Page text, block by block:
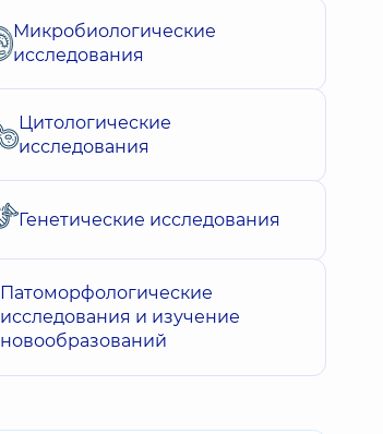
Микробиологические
исследования
Цитологические
исследования
Генетические исследования
Патоморфологические
исследования и изучение
новообразований